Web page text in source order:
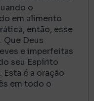
o
em alimento
então, esse
Que Deus
e imperfeitas
seu Espírito
é a oração
em todo o